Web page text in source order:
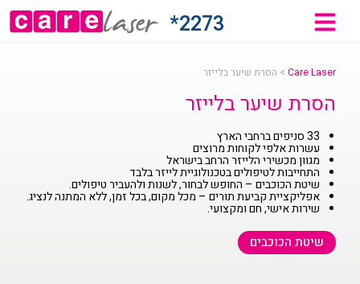
2273*
Care Laser
> הסרת שיער בלייזר
הסרת שיער בלייזר
33 סניפים ברחבי הארץ
עשרות אלפי לקוחות מרוצים
מגוון מכשירי הלייזר הרחב בישראל
התחייבות לטיפולים בטכנולוגיית לייזר בלבד
שיטת הכוכבים – החופש לבחור, לשנות ולהעביר טיפולים.
אפליקציית קביעת תורים – מכל מקום, בכל זמן, ללא המתנה לנציג.
שירות אישי, חם ומקצועי.
שיטת הכוכבים